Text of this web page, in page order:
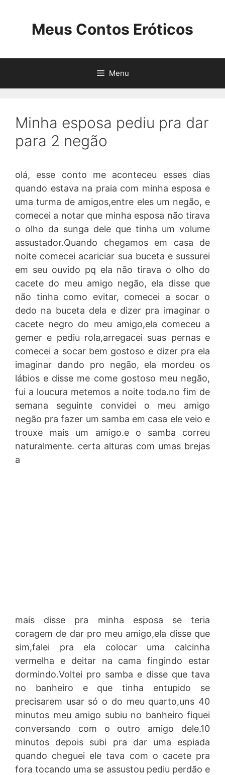
Meus Contos Eróticos
Menu
Minha esposa pediu pra dar
para 2 negão
olá, esse conto me aconteceu esses dias
quando estava na praia com minha esposa e
uma turma de amigos,entre eles um negão, e
comecei a notar que minha esposa não tirava
o olho da sunga dele que tinha um volume
assustador.Quando chegamos em casa de
noite comecei acariciar sua buceta e sussurei
em seu ouvido pq ela não tirava o olho do
cacete do meu amigo negão, ela disse que
não tinha como evitar, comecei a socar o
dedo na buceta dela e dizer pra imaginar o
cacete negro do meu amigo,ela comeceu a
gemer e pediu rola,arregacei suas pernas e
comecei a socar bem gostoso e dizer pra ela
imaginar dando pro negão, ela mordeu os
lábios e disse me come gostoso meu negão,
fui a loucura metemos a noite toda.no fim de
semana seguinte convidei o meu amigo
negão pra fazer um samba em casa ele veio e
trouxe mais um amigo.e o samba correu
naturalmente. certa alturas com umas brejas
a
mais disse pra minha esposa se teria
coragem de dar pro meu amigo,ela disse que
sim,falei pra ela colocar uma calcinha
vermelha e deitar na cama fingindo estar
dormindo.Voltei pro samba e disse que tava
no banheiro e que tinha entupido se
precisarem usar só o do meu quarto,uns 40
minutos meu amigo subiu no banheiro fiquei
conversando com o outro amigo dele.10
minutos depois subi pra dar uma espiada
quando cheguei ele tava com o cacete pra
fora tocando uma se assustou pediu perdão e